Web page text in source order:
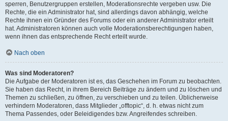
sperren, Benutzergruppen erstellen, Moderationsrechte vergeben usw. Die
Rechte, die ein Administrator hat, sind allerdings davon abhängig, welche
Rechte ihnen ein Gründer des Forums oder ein anderer Administrator erteilt
hat. Administratoren können auch volle Moderationsberechtigungen haben,
wenn ihnen das entsprechende Recht erteilt wurde.
Nach oben
Was sind Moderatoren?
Die Aufgabe der Moderatoren ist es, das Geschehen im Forum zu beobachten.
Sie haben das Recht, in ihrem Bereich Beiträge zu ändern und zu löschen und
Themen zu schließen, zu öffnen, zu verschieben und zu teilen. Üblicherweise
verhindern Moderatoren, dass Mitglieder „offtopic“, d. h. etwas nicht zum
Thema Passendes, oder Beleidigendes bzw. Angreifendes schreiben.